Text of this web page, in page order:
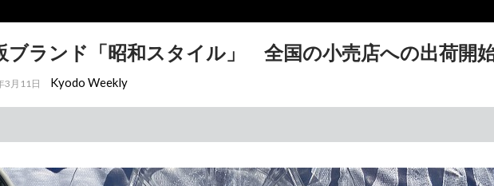
ブランド「昭和スタイル」 全国の小売店への出荷開
3月11日 Kyodo Weekly